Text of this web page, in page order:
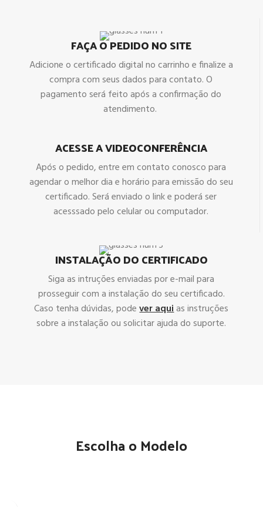
FAÇA O PEDIDO NO SITE
Adicione o certificado digital no carrinho e finalize a
compra com seus dados para contato. O
pagamento será feito após a confirmação do
atendimento.
ACESSE A VIDEOCONFERÊNCIA
Após o pedido, entre em contato conosco para
agendar o melhor dia e horário para emissão do seu
certificado. Será enviado o link e poderá ser
acesssado pelo celular ou computador.
INSTALAÇÃO DO CERTIFICADO
Siga as intruções enviadas por e-mail para
prosseguir com a instalação do seu certificado.
Caso tenha dúvidas, podever aquias instruções
sobre a instalação ou solicitar ajuda do suporte.
Escolha o Modelo